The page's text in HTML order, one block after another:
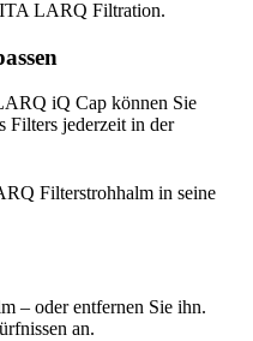
iQ Cap können Sie
Filters jederzeit in der
– oder entfernen Sie ihn.
an.